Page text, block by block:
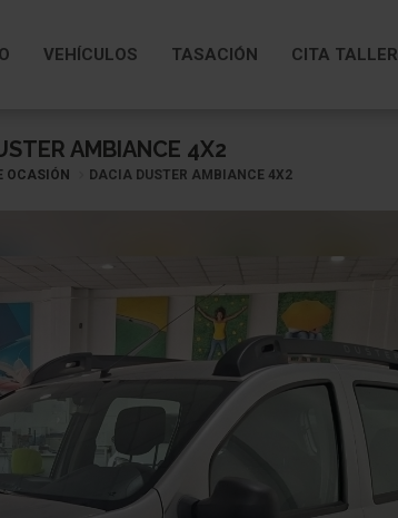
VEHÍCULOS TASACIÓN CITA TALLER
AMBIANCE 4X2
OCASIÓN DACIA DUSTER AMBIANCE 4X2